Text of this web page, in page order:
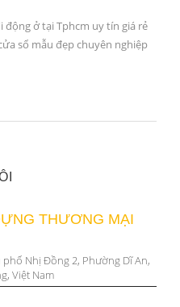
động ở tại Tphcm uy tín giá rẻ
sổ mẫu đẹp chuyên nghiệp
THƯƠNG MẠI
Nhị Đồng 2, Phường Dĩ An,
Việt Nam